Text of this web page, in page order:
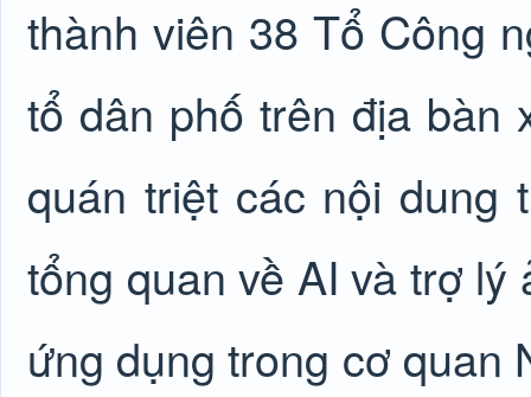
thành viên 38 Tổ Công
tổ dân phố trên địa bàn
quán triệt các nội dung
tổng quan về AI và trợ
ứng dụng trong cơ quan